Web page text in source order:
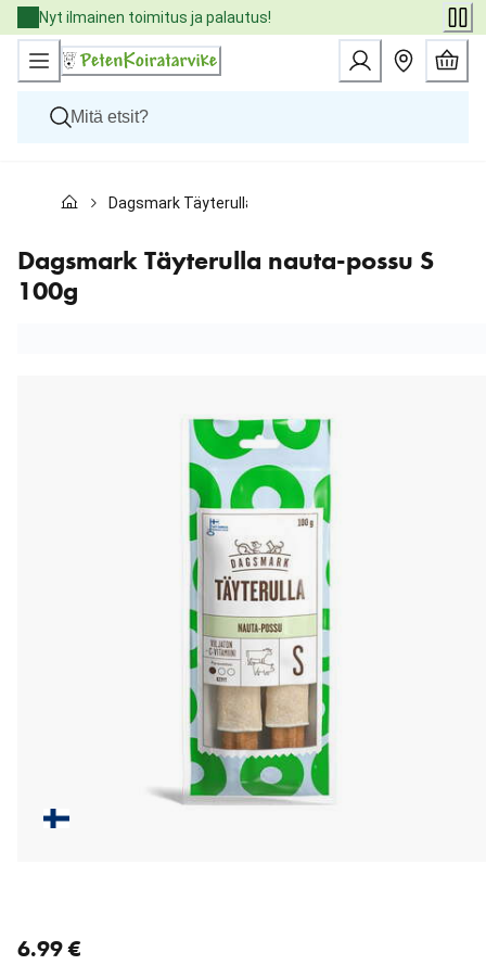
Skip
to
Content
Nyt ilmainen toimitus ja palautus!
Kissat
Eläinlääkäriruoat
Tuotemerkit
Uutuudet
Dagsmark Täyterulla nauta-possu S 100g
Dagsmark Täyterulla nauta-possu S
100g
6.99 €